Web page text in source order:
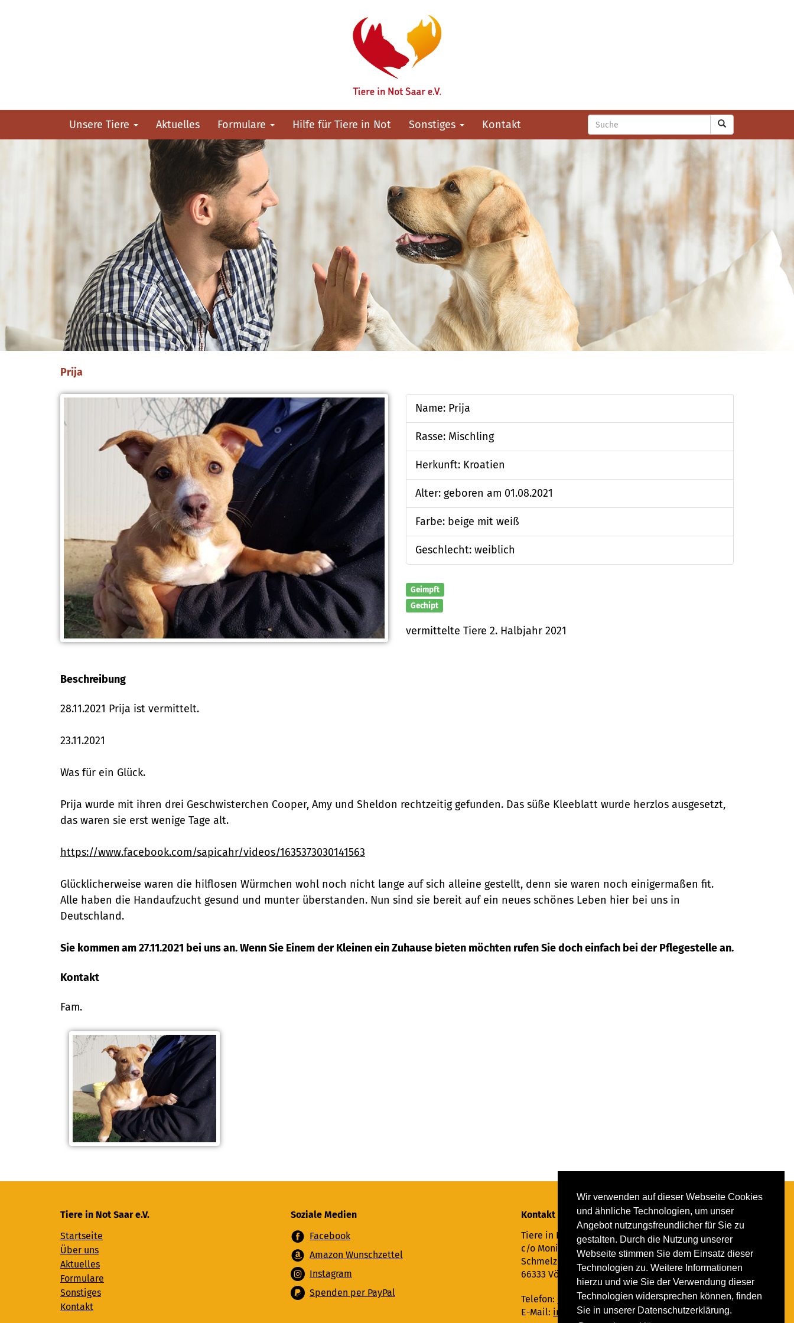
Wir verwenden auf dieser Webseite Cookies
und ähnliche Technologien, um unser
Angebot nutzungsfreundlicher für Sie zu
gestalten. Durch die Nutzung unserer
Webseite stimmen Sie dem Einsatz dieser
Technologien zu. Weitere Informationen
hierzu und wie Sie der Verwendung dieser
Technologien widersprechen können, finden
Sie in unserer Datenschutzerklärung.
Unsere Tiere Aktuelles Formulare Hilfe für Tiere in Not Sonstiges Kontakt
Prija
Name: Prija
Rasse: Mischling
Herkunft: Kroatien
Alter: geboren am 01.08.2021
Farbe: beige mit weiß
Geschlecht: weiblich
Geimpft
Gechipt
vermittelte Tiere 2. Halbjahr 2021
Beschreibung
28.11.2021 Prija ist vermittelt.
23.11.2021
Was für ein Glück.
Prija wurde mit ihren drei Geschwisterchen Cooper, Amy und Sheldon rechtzeitig gefunden. Das süße Kleeblatt wurde herzlos ausgesetzt,
das waren sie erst wenige Tage alt.
https://www.facebook.com/sapicahr/videos/1635373030141563
Glücklicherweise waren die hilflosen Würmchen wohl noch nicht lange auf sich alleine gestellt, denn sie waren noch einigermaßen fit.
Alle haben die Handaufzucht gesund und munter überstanden. Nun sind sie bereit auf ein neues schönes Leben hier bei uns in
Deutschland.
Sie kommen am 27.11.2021 bei uns an. Wenn Sie Einem der Kleinen ein Zuhause bieten möchten rufen Sie doch einfach bei der Pflegestelle an.
Kontakt
Fam.
Tiere in Not Saar e.V.
Startseite
Über uns
Aktuelles
Formulare
Sonstiges
Kontakt
Soziale Medien
Facebook
Amazon Wunschzettel
Instagram
Spenden per PayPal
Kontakt
Tiere in Not Saar e.V.
c/o Monika Ewen
Schmelzer Straße 22
66333 Völklingen
Telefon: 06898 294862
E-Mail: info@tiere-in-not-saar.de